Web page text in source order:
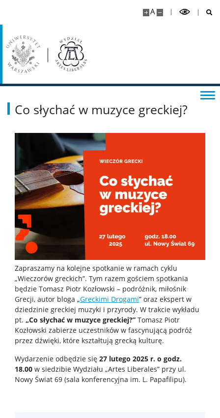
A
Dni wolne od pracy
Dla studentów
Dziekanat ds. studenckich
Studia I stopnia
Studia II stopnia
Minigranty
Opłaty
Dyżury wykładowców
Wsparcie dla studentów
Erasmus+
Rada Samorządu Studentów
Co słychać w muzyce greckiej?
Zapraszamy na kolejne spotkanie w ramach cyklu
„Wieczorów greckich”. Tym razem gościem spotkania
będzie Tomasz Piotr Kozłowski – podróżnik, miłośnik
Grecji, autor bloga „Greckimi Drogami” oraz ekspert w
dziedzinie greckiej muzyki i przyrody. W trakcie wykładu
pt. „Co słychać w muzyce greckiej?” Tomasz Piotr
Kozłowski zabierze uczestników w fascynującą podróż
przez dźwięki, które kształtują grecką kulturę.
Wydarzenie odbędzie się 27 lutego 2025 r. o godz.
18.00 w siedzibie Wydziału „Artes Liberales” przy ul.
Nowy Świat 69 (sala konferencyjna im. L. Papafilipu).